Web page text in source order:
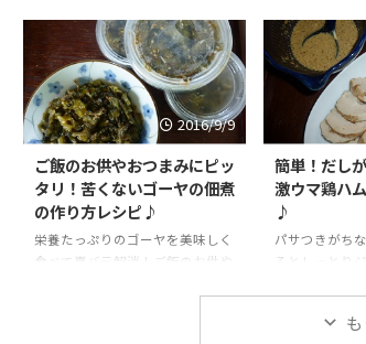
使えるゴジベリー１日２８粒を毎
日美味しく食べて、紫外線に強い
体質に！
簡単なのに激
2016/9/9
ご飯のお供やおつまみにピッ
タリ！苦くないゴーヤの佃煮
の作り方レシピ♪
栄養たっぷりのゴーヤを美味しく
食べて夏バテ解消！ご飯のお供や
簡単！だし
激ウマ鶏ハ
♪
パサつきがち
るとしっとり